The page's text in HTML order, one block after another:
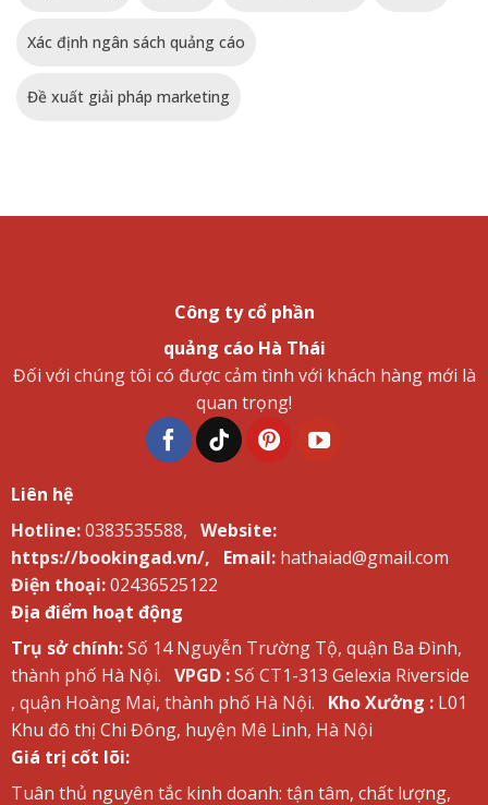
Xác định ngân sách quảng cáo
Đề xuất giải pháp marketing
Công ty cổ phần
quảng cáo Hà Thái
Đối với chúng tôi có được cảm tình với khách hàng mới là
quan trọng!
Liên hệ
Hotline:0383535588, Website:
https://bookingad.vn/,
Email: hathaiad@gmail.com
Điện thoại:02436525122
Địa điểm hoạt động
Trụ sở chính:Số 14 Nguyễn Trường Tộ, quận Ba Đình,
thành phố Hà Nội. VPGD :Số CT1-313 Gelexia Riverside
, quận Hoàng Mai, thành phố Hà Nội.
Kho Xưởng :L01
Khu đô thị Chi Đông, huyện Mê Linh, Hà Nội
Giá trị cốt lõi:
Tuân thủ nguyên tắc kinh doanh: tận tâm, chất lượng,